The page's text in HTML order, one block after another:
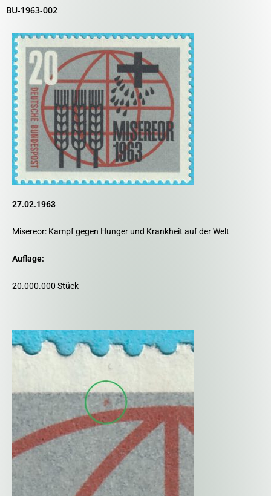
BU-1963-002
27.02.1963
Misereor: Kampf gegen Hunger und Krankheit auf der Welt
Auflage:
20.000.000 Stück